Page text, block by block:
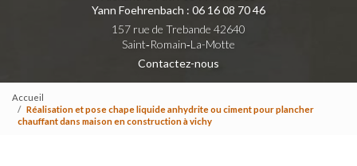
Yann Foehrenbach : 06 16 08 70 46
157 rue de Trebande 42640
Saint‑Romain‑La-Motte
Contactez-nous
Accueil
Réalisation et pose chape liquide anhydrite ou ciment pour plancher
chauffant dans maison en construction à vichy